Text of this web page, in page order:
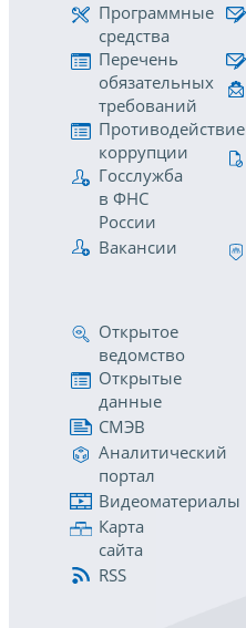
Программные
средства
Перечень
обязательных
требований
Противодействие
коррупции
Госслужба
в ФНС
России
Вакансии
Открытое
ведомство
Открытые
данные
СМЭВ
Аналитический
портал
Видеоматериалы
Карта
сайта
RSS